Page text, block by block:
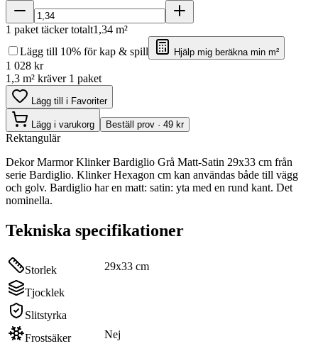
1 paket täcker totalt1,34 m²
Lägg till 10% för kap & spill
Hjälp mig beräkna min m²
1 028 kr
1,3 m² kräver 1 paket
Lägg till i Favoriter
Lägg i varukorg Beställ prov · 49 kr
Rektangulär
Dekor Marmor Klinker Bardiglio Grå Matt-Satin 29x33 cm från
serie Bardiglio. Klinker Hexagon cm kan användas både till vägg
och golv. Bardiglio har en matt: satin: yta med en rund kant. Det
nominella.
Tekniska specifikationer
Storlek 29x33 cm
Tjocklek
Slitstyrka
Frostsäker
Nej